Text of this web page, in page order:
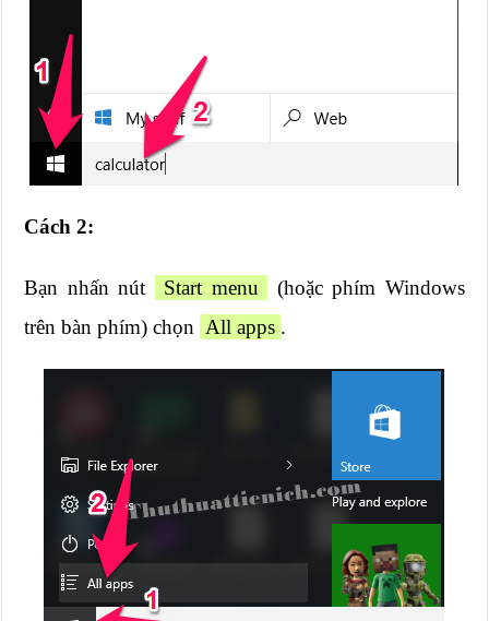
Cách 2:
Bạn nhấn nút Start menu
(hoặc phím Windows
trên bàn phím) chọn All apps .